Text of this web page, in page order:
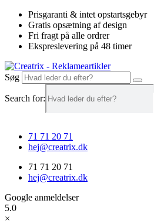
Videre
indhold
Prisgaranti & intet opstartsgebyr
Gratis opsætning af design
Fri fragt på alle ordrer
Ekspreslevering på 48 timer
Søg
Search for:
71 71 20 71
hej@creatrix.dk
71 71 20 71
hej@creatrix.dk
Google anmeldelser
5.0
×